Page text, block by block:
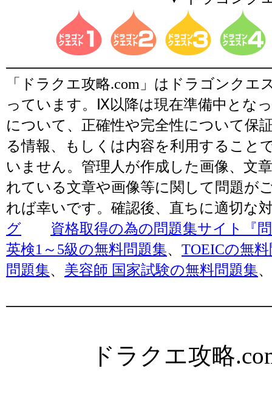
「ドラクエ攻略.com」はドラゴンク
っています。Ⅸ以降は現在準備中とな
について、正確性や完全性について保
る情報、もしくは内容を利用すること
いません。管理人が作成した画像、文
れている文章や画像等に関して問題が
れば幸いです。確認後、直ちに適切な
グ
資格取得の為の問題集サイト『
英検1～5級の無料問題集、 TOEICの無
問題集、 美容師 国家試験の無料問題集、
ドラクエ攻略